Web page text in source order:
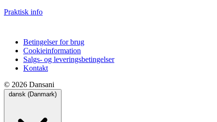
Praktisk info
Betingelser for brug
Cookieinformation
Salgs- og leveringsbetingelser
Kontakt
© 2026 Dansani
dansk (Danmark)